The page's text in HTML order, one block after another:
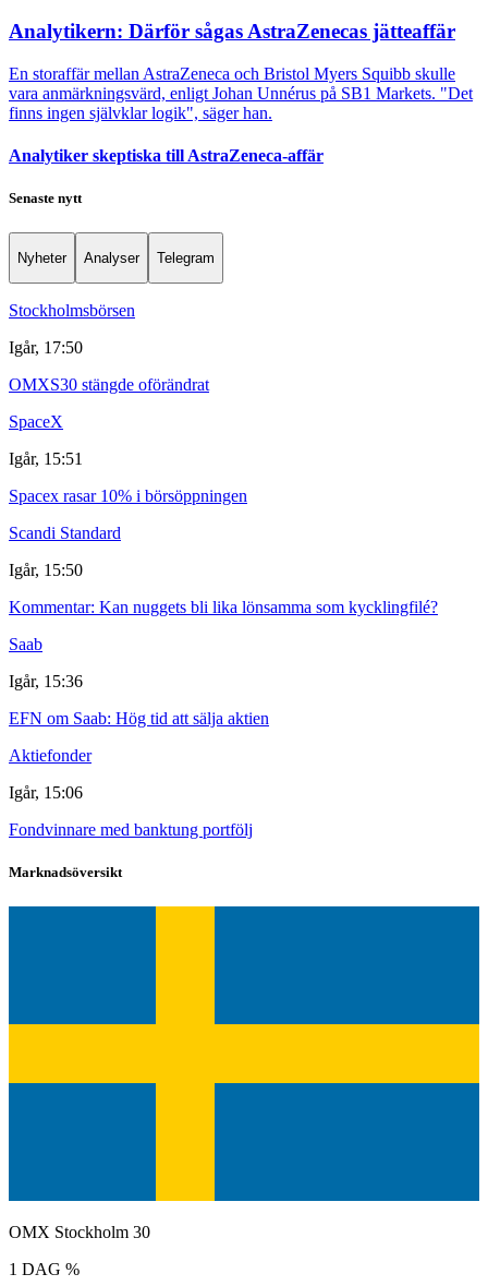
Analytikern: Därför sågas AstraZenecas jätteaffär
En storaffär mellan AstraZeneca och Bristol Myers Squibb skulle
vara anmärkningsvärd, enligt Johan Unnérus på SB1 Markets. "Det
finns ingen självklar logik", säger han.
Analytiker skeptiska till AstraZeneca-affär
Senaste nytt
Nyheter Analyser Telegram
Stockholmsbörsen
Igår, 17:50
OMXS30 stängde oförändrat
SpaceX
Igår, 15:51
Spacex rasar 10% i börsöppningen
Scandi Standard
Igår, 15:50
Kommentar: Kan nuggets bli lika lönsamma som kycklingfilé?
Saab
Igår, 15:36
EFN om Saab: Hög tid att sälja aktien
Aktiefonder
Igår, 15:06
Fondvinnare med banktung portfölj
Marknadsöversikt
OMX Stockholm 30
1 DAG %